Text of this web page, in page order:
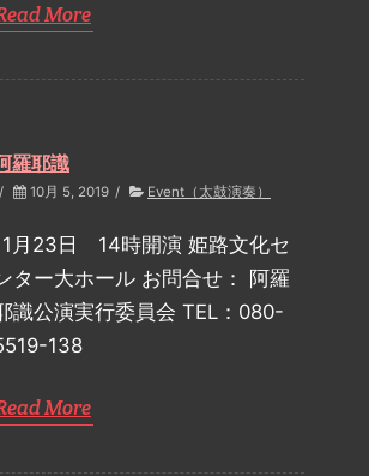
More
羅耶識
/ 10月 5, 2019 / Event（太鼓演奏）
月23日 14時開演 姫路文化セ
ター大ホール お問合せ： 阿羅
識公演実行委員会 TEL：080-
138
More